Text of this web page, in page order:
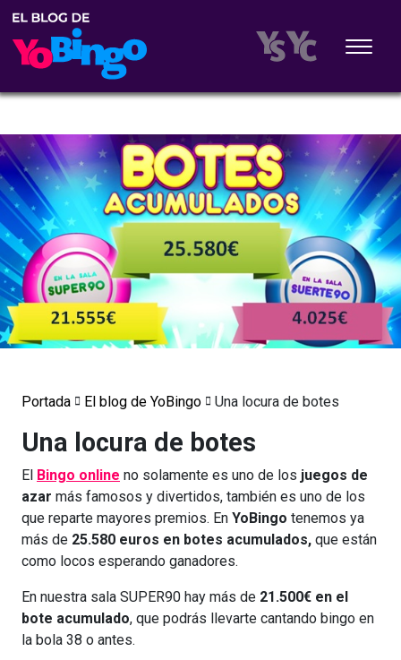
Portada El blog de YoBingo Una locura de botes
Una locura de botes
El Bingo online no solamente es uno de los juegos de
azar más famosos y divertidos, también es uno de los
que reparte mayores premios. En YoBingo tenemos ya
más de 25.580 euros en botes acumulados, que están
como locos esperando ganadores.
En nuestra sala SUPER90 hay más de 21.500€ en el
bote acumulado, que podrás llevarte cantando bingo en
la bola 38 o antes.